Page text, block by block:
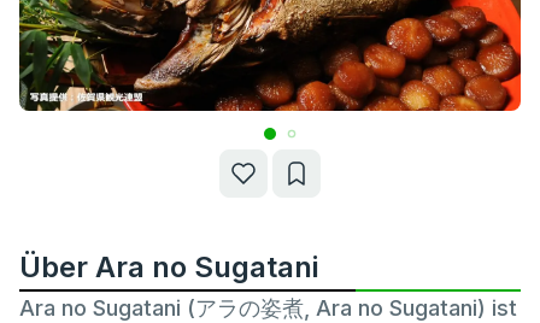
Über Ara no Sugatani
Ara no Sugatani (アラの姿煮, Ara no Sugatani) ist